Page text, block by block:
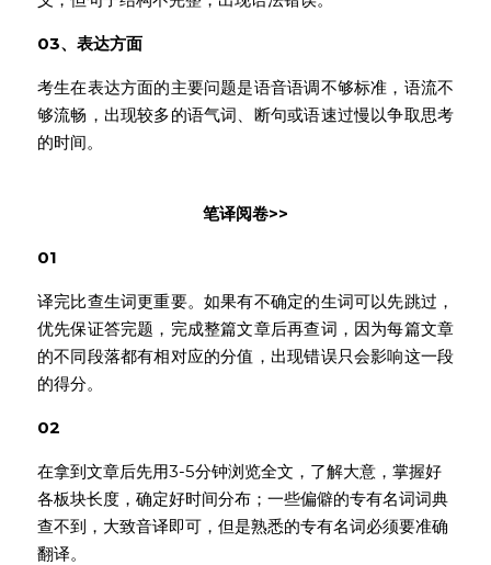
03、 表达方面
考生在表达方面的主要问题是语音语调不够标准，语流不
够流畅，出现较多的语气词、断句或语速过慢以争取思考
的时间。
笔译阅卷>>
01
译完比查生词更重要。如果有不确定的生词可以先跳过，
优先保证答完题，完成整篇文章后再查词，因为每篇文章
的不同段落都有相对应的分值，出现错误只会影响这一段
的得分。
02
在拿到文章后先用3-5分钟浏览全文，了解大意，掌握好
各板块长度，确定好时间分布；一些偏僻的专有名词词典
查不到，大致音译即可，但是熟悉的专有名词必须要准确
翻译。